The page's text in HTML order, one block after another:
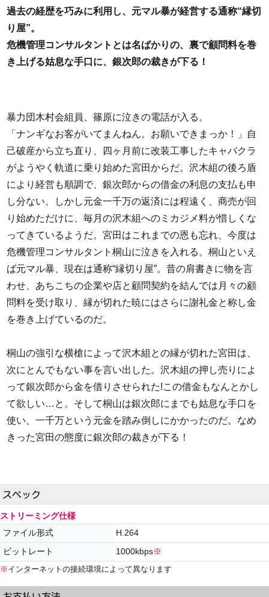
過去の経歴を巧みに利用し、元マル暴が経営する通称“縁切
り屋”。
危機管理コンサルタントとは名ばかりの、裏で顧問料を巻
き上げる姑息な手口に、銀次郎の裁きが下る！
暴力団木村会組員、篠原に泣きの電話が入る。
「ナンギなお客がいてまんねん。お願いできまっか！」自
己破産から立ち直り、四ヶ月前に改装工事したキャバクラ
がようやく軌道に乗り始めた宮田からだ。沢木組の後ろ盾
により経営も順調で、銀次郎からの借金の利息の支払も申
し分ない。しかし元金一千万の返済には程遠く、商売が回
り始めただけに、毎月の沢木組へのミカジメ料が惜しくな
ってきているようだ。宮田はこれまでの恩も忘れ、今度は
危機管理コンサルタント桐山に泣きを入れる。桐山といえ
ば元マル暴、現在は通称“縁切り屋”。昔の肩書きに物を言
わせ、あちこちの企業や店と顧問契約を結んでは月々の顧
問料を受け取り、縁が切れた暁にはさらに謝礼金と称し金
を巻き上げているのだ。
桐山の強引な横槍によって沢木組との縁が切れた宮田は、
次にとんでもない事を言い出した。沢木組の押し売りによ
って銀次郎から金を借りさせられた!この借金もなんとかし
て欲しい…と。そして桐山は銀次郎にまでも姑息な手口を
使い、一千万という元金を踏み倒しにかかったのだ。なめ
きった宮田の態度に銀次郎の裁きが下る！
ストリーミング仕様
ファイル形式 H.264
ビットレート 1000kbps※
※ インターネットの接続環境によって異なります